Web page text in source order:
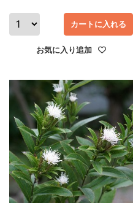
カートに入れる
お気に入り追加